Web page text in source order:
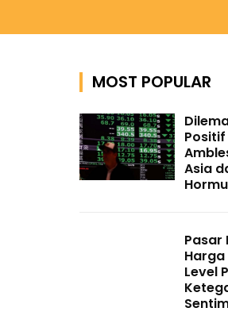
MOST POPULAR
Asia
Pasar
Level